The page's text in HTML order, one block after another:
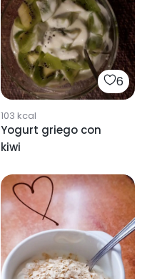
6
103 kcal
Yogurt griego con
kiwi